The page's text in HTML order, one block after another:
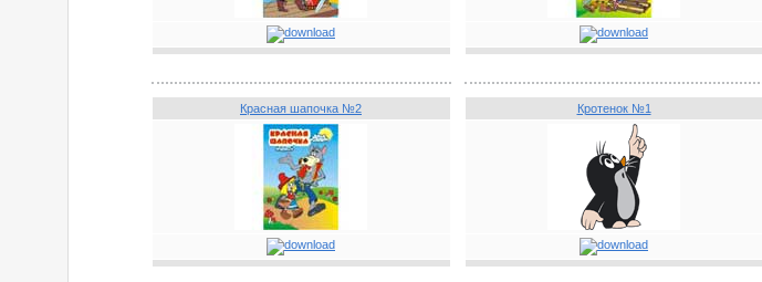
Красная шапочка №2 Кротенок №1